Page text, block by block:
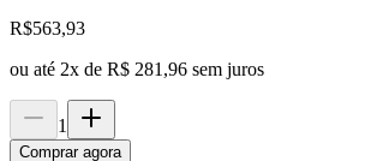
R$563,93
ou até 2x de R$ 281,96 sem juros
1
Comprar agora